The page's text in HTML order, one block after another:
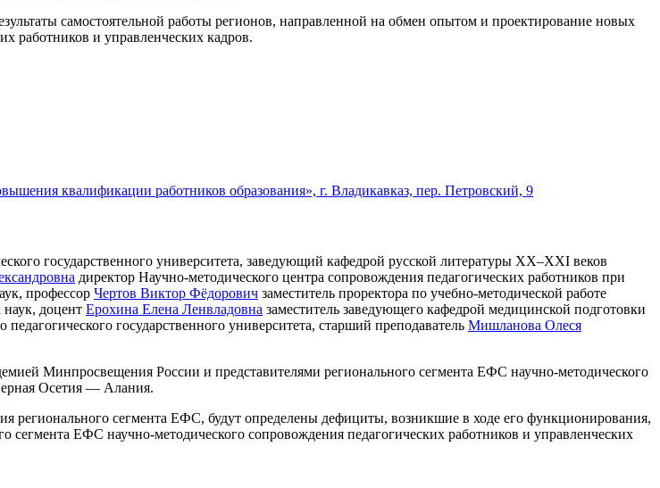
самостоятельной работы регионов, направленной на обмен опытом и проектирование новых
работников и управленческих кадров.
квалификации работников образования», г. Владикавказ, пер. Петровский, 9
государственного университета, заведующий кафедрой русской литературы XX–XXI веков
директор Научно-методического центра сопровождения педагогических работников при
профессор Чертов Виктор Фёдорович заместитель проректора по учебно-методической работе
наук, доцент Ерохина Елена Ленвладовна заместитель заведующего кафедрой медицинской подготовки
государственного университета, старший преподаватель Мишланова Олеся
Минпросвещения России и представителями регионального сегмента ЕФС научно-методического
Осетия — Алания.
регионального сегмента ЕФС, будут определены дефициты, возникшие в ходе его функционирования,
сегмента ЕФС научно-методического сопровождения педагогических работников и управленческих